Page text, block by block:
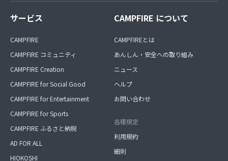
サービス
CAMPFIRE
CAMPFIRE コミュニティ
CAMPFIRE Creation
CAMPFIRE for Social Good
CAMPFIRE for Entertainment
CAMPFIRE for Sports
CAMPFIRE ふるさと納税
AD FOR ALL
HIOKOSHI
CAMPFIRE について
CAMPFIREとは
あんしん・安全への取り組み
ニュース
ヘルプ
お問い合わせ
各種規定
利用規約
細則